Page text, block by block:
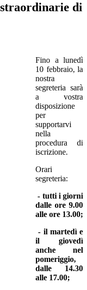
di
Fino a lunedì
10 febbraio, la
nostra
segreteria sarà
a vostra
disposizione
per
supportarvi
nella
procedura di
iscrizione.
Orari
segreteria:
- tutti i giorni
dalle ore 9.00
alle ore 13.00;
- il martedì e
il giovedì
anche nel
pomeriggio,
dalle 14.30
alle 17.00;